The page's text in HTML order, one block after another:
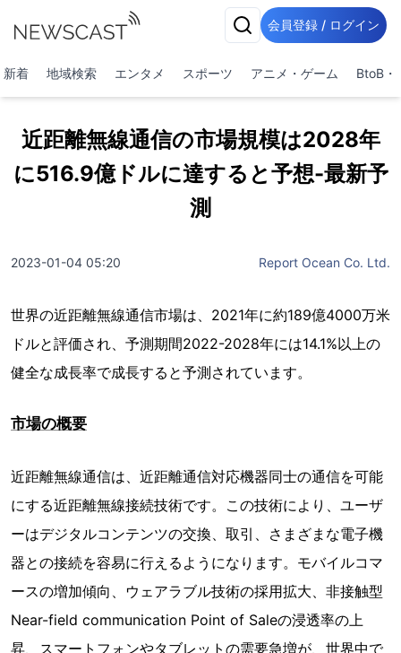
会員登録 / ログイン
新着 地域検索 エンタメ スポーツ アニメ・ゲーム BtoB・
近距離無線通信の市場規模は2028年
に516.9億ドルに達すると予想-最新予
測
2023-01-04 05:20 Report Ocean Co. Ltd.
世界の近距離無線通信市場は、2021年に約189億4000万米
ドルと評価され、予測期間2022-2028年には14.1%以上の
健全な成長率で成長すると予測されています。
市場の概要
近距離無線通信は、近距離通信対応機器同士の通信を可能
にする近距離無線接続技術です。この技術により、ユーザ
ーはデジタルコンテンツの交換、取引、さまざまな電子機
器との接続を容易に行えるようになります。モバイルコマ
ースの増加傾向、ウェアラブル技術の採用拡大、非接触型
Near-field communication Point of Saleの浸透率の上
昇、スマートフォンやタブレットの需要急増が、世界中で